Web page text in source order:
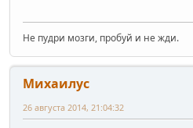
Не пудри мозги, пробуй и не жди.
Михаилус
26 августа 2014, 21:04:32